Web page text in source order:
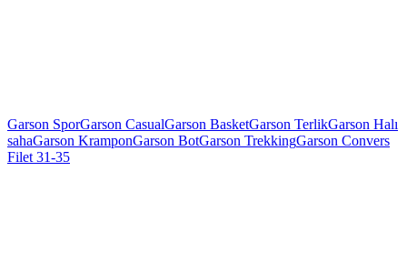
Garson SporGarson CasualGarson BasketGarson TerlikGarson Halı
sahaGarson KramponGarson BotGarson TrekkingGarson Convers
Filet 31-35